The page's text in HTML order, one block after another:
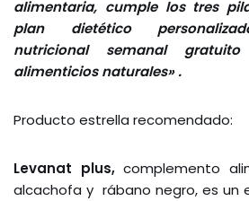
alimentaria, cumple los tres
plan dietético
nutricional semanal
alimenticios naturales» .
Producto estrella recomendado:
Levanat plus, complemento
alcachofa y rábano negro, es un